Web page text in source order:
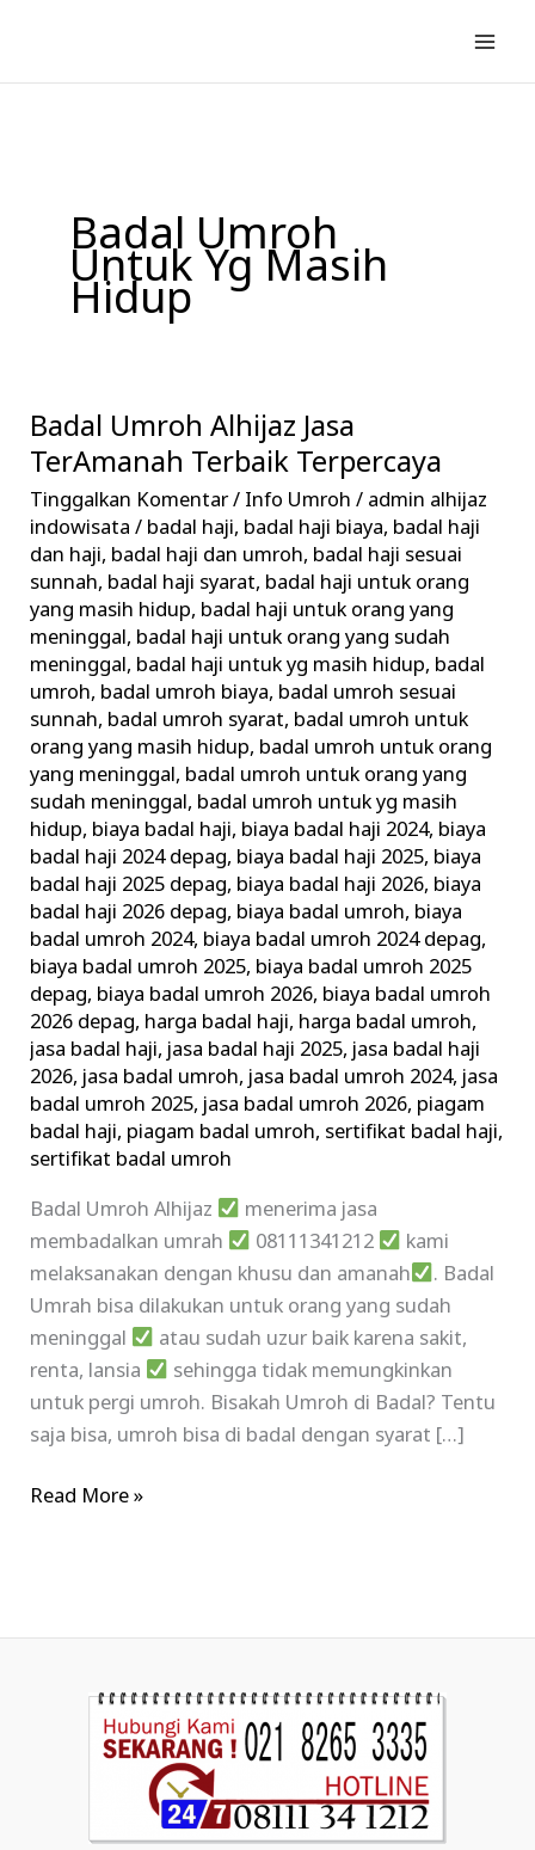
konten
Badal Umroh
Untuk Yg Masih
Hidup
Badal Umroh Alhijaz Jasa
TerAmanah Terbaik Terpercaya
Tinggalkan Komentar/ Info Umroh / admin alhijaz
indowisata/ badal haji, badal haji biaya, badal haji
dan haji, badal haji dan umroh, badal haji sesuai
sunnah, badal haji syarat, badal haji untuk orang
yang masih hidup, badal haji untuk orang yang
meninggal, badal haji untuk orang yang sudah
meninggal, badal haji untuk yg masih hidup, badal
umroh, badal umroh biaya, badal umroh sesuai
sunnah, badal umroh syarat, badal umroh untuk
orang yang masih hidup, badal umroh untuk orang
yang meninggal, badal umroh untuk orang yang
sudah meninggal, badal umroh untuk yg masih
hidup, biaya badal haji, biaya badal haji 2024, biaya
badal haji 2024 depag, biaya badal haji 2025, biaya
badal haji 2025 depag, biaya badal haji 2026, biaya
badal haji 2026 depag, biaya badal umroh, biaya
badal umroh 2024, biaya badal umroh 2024 depag,
biaya badal umroh 2025, biaya badal umroh 2025
depag, biaya badal umroh 2026, biaya badal umroh
2026 depag, harga badal haji, harga badal umroh,
jasa badal haji, jasa badal haji 2025, jasa badal haji
2026, jasa badal umroh, jasa badal umroh 2024, jasa
badal umroh 2025, jasa badal umroh 2026, piagam
badal haji, piagam badal umroh, sertifikat badal haji,
sertifikat badal umroh
Badal Umroh Alhijaz
menerima jasa
membadalkan umrah
08111341212
kami
melaksanakan dengan khusu dan amanah
. Badal
Umrah bisa dilakukan untuk orang yang sudah
meninggal
atau sudah uzur baik karena sakit,
renta, lansia
sehingga tidak memungkinkan
untuk pergi umroh. Bisakah Umroh di Badal? Tentu
saja bisa, umroh bisa di badal dengan syarat […]
Badal
Umroh
Alhijaz
Jasa
TerAmanah
Terbaik
Terpercaya
Read More »